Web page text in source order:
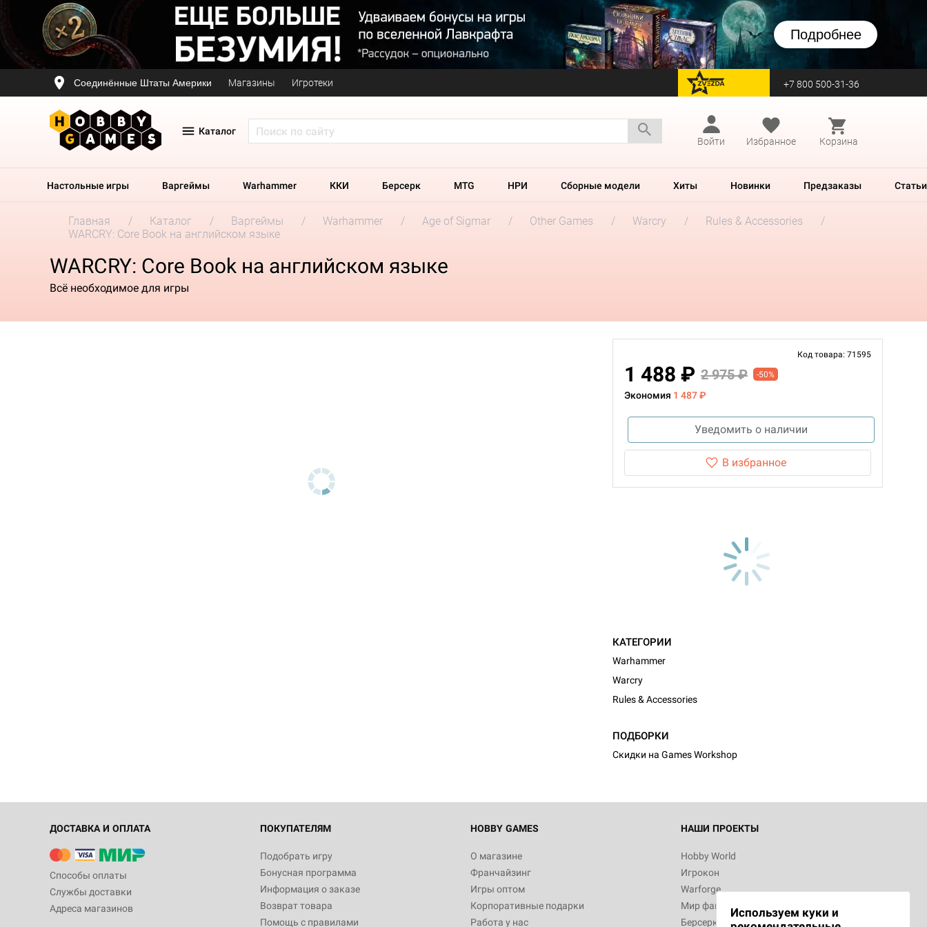
Подробнее
Соединённые Штаты Америки Магазины Игротеки перейти на Zvezda +7 800 500-31-36
Каталог
Войти
Избранное Корзина
Настольные игры Варгеймы Warhammer ККИ Берсерк MTG НРИ Сборные модели Хиты Новинки Предзаказы Статьи
Главная Каталог Варгеймы Warhammer Age of Sigmar Other Games Warcry
Rules & Accessories
WARCRY: Core Book на английском языке
WARCRY: Core Book на английском языке
Всё необходимое для игры
Код товара: 71595
1 488 ₽ 2 975 ₽ -50%
Экономия 1 487 ₽
Уведомить о наличии
В избранное
КАТЕГОРИИ
Warhammer
Warcry
Rules & Accessories
ПОДБОРКИ
Скидки на Games Workshop
ДОСТАВКА И ОПЛАТА
Способы оплаты
Службы доставки
Адреса магазинов
ПОКУПАТЕЛЯМ
Подобрать игру
Бонусная программа
Информация о заказе
Возврат товара
Помощь с правилами
HOBBY GAMES
О магазине
Франчайзинг
Игры оптом
Корпоративные подарки
Работа у нас
НАШИ ПРОЕКТЫ
Hobby World
Игрокон
Warforge
Мир фантастики
Берсерк
Используем куки и